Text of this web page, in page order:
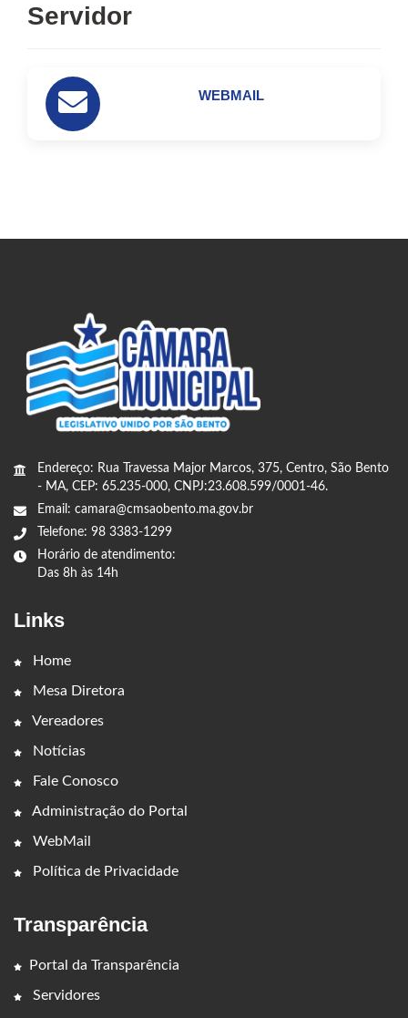
Servidor
WEBMAIL
Endereço: Rua Travessa Major Marcos, 375, Centro, São Bento
- MA, CEP: 65.235-000, CNPJ:23.608.599/0001-46.
Email: camara@cmsaobento.ma.gov.br
Telefone: 98 3383-1299
Horário de atendimento:
Das 8h às 14h
Links
Home
Mesa Diretora
Vereadores
Notícias
Fale Conosco
Administração do Portal
WebMail
Política de Privacidade
Transparência
Portal da Transparência
Servidores